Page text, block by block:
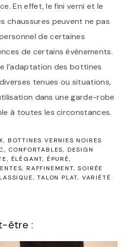
En effet, le fini verni et le
chaussures peuvent ne pas
de certaines
de certains événements.
l’adaptation des bottines
tenues ou situations,
dans une garde-robe
à toutes les circonstances.
BOTTINES VERNIES NOIRES
CONFORTABLES DESIGN
ÉLÉGANT ÉPURÉ
RAFFINEMENT SOIRÉE
TALON PLAT VARIÉTÉ
être :